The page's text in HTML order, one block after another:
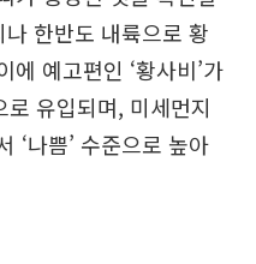
한반도 내륙으로 황
예고편인 ‘황사비’가
유입되며, 미세먼지
‘나쁨’ 수준으로 높아